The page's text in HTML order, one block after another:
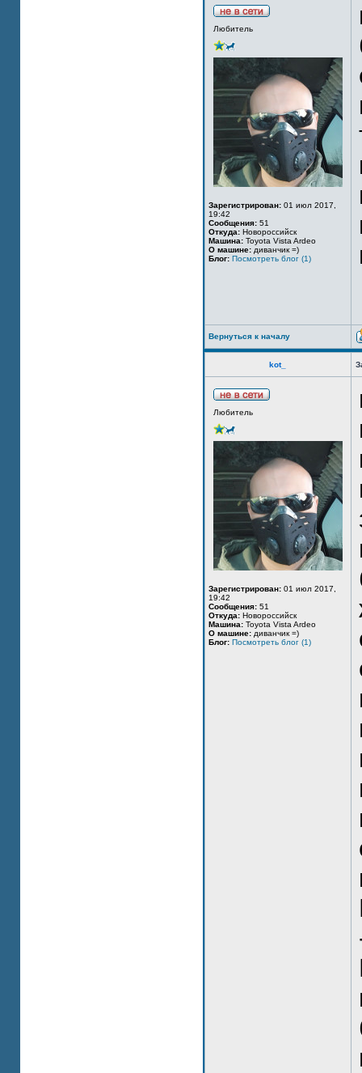
Любитель
Зарегистрирован: 01 июл 2017,
19:42
Сообщения: 51
Откуда: Новороссийск
Машина: Toyota Vista Ardeo
О машине: диванчик =)
Блог: Посмотреть блог (1)
Вернуться к началу
kot_
Любитель
Зарегистрирован: 01 июл 2017,
19:42
Сообщения: 51
Откуда: Новороссийск
Машина: Toyota Vista Ardeo
О машине: диванчик =)
Блог: Посмотреть блог (1)